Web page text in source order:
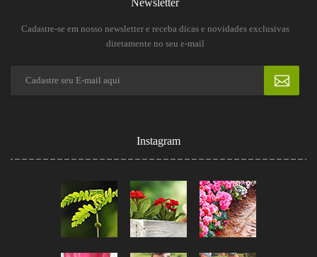
Newsletter
Cadastre-se em nosso newsletter e receba dicas e novidades exclusivas
diretamente no seu e-mail
Instagram